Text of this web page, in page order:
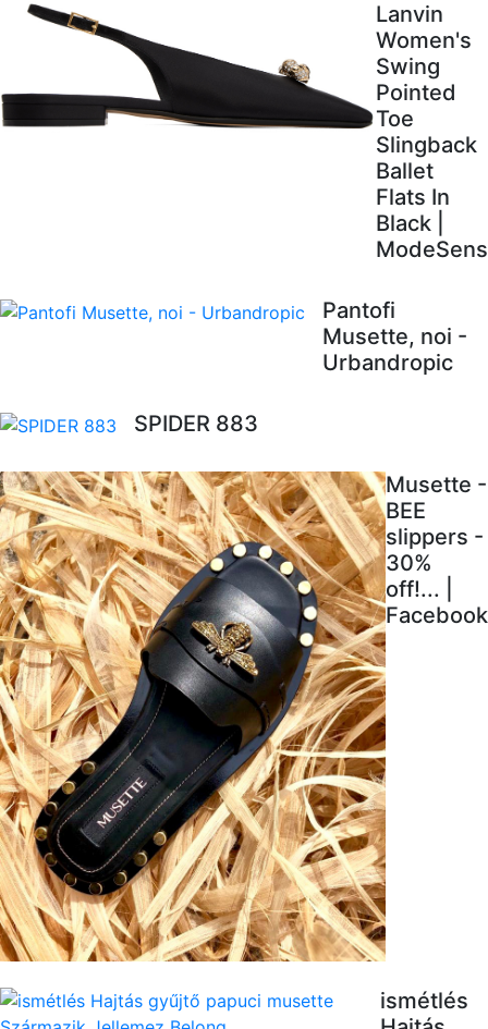
Lanvin
Women's
Swing
Pointed
Toe
Slingback
Ballet
Flats In
Black |
ModeSens
Pantofi
Musette, noi -
Urbandropic
SPIDER 883
Musette -
BEE
slippers -
30%
off!... |
Facebook
ismétlés